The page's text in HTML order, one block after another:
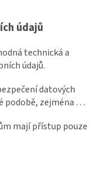
údajů
technická a
údajů.
datových
podobě, zejména …
mají přístup pouze